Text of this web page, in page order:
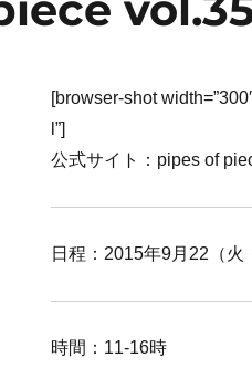
[browser-shot
l”]
公式サイト：pipes of
日程：2015年9月22（
時間：11-16時